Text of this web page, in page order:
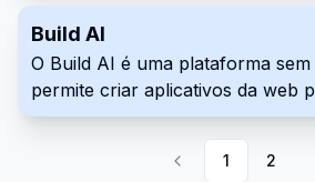
e marketing. O B12 oferece
contínuo para ajudar as
aumentar sua presença online.
Build AI
O Build AI é uma plataforma
permite criar aplicativos da web
com tecnologia de IA. Crie, teste
ferramentas interativas para
negócio, sem necessidade de
1 2